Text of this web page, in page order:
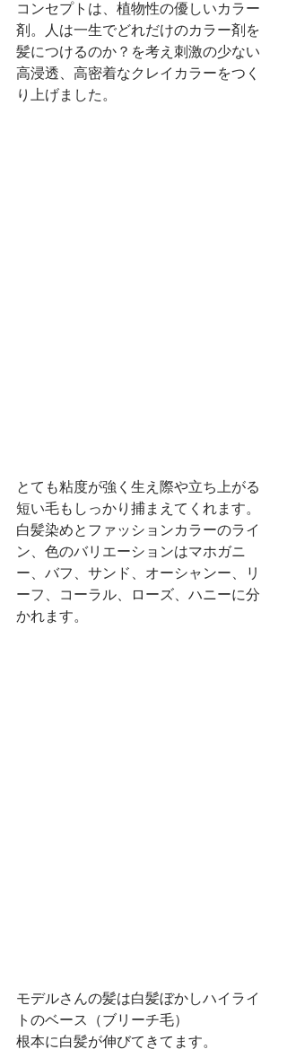
コンセプトは、植物性の優しいカラー
剤。人は一生でどれだけのカラー剤を
髪につけるのか？を考え刺激の少ない
高浸透、高密着なクレイカラーをつく
り上げました。
とても粘度が強く生え際や立ち上がる
短い毛もしっかり捕まえてくれます。
白髪染めとファッションカラーのライ
ン、色のバリエーションはマホガニ
ー、バフ、サンド、オーシャンー、リ
ーフ、コーラル、ローズ、ハニーに分
かれます。
モデルさんの髪は白髪ぼかしハイライ
トのベース（ブリーチ毛）
根本に白髪が伸びてきてます。